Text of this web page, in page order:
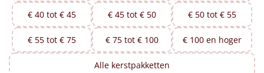
€40 tot €45
€45 tot €50
€50 tot €55
€ 40 tot € 45 € 45 tot € 50 € 50 tot € 55
€ 55 tot € 75 € 75 tot € 100 € 100 en hoger
Alle kerstpakketten